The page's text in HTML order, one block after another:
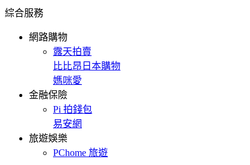
綜合服務
網路購物
露天拍賣
比比昂日本購物
媽咪愛
金融保險
Pi 拍錢包
易安網
旅遊娛樂
PChome 旅遊